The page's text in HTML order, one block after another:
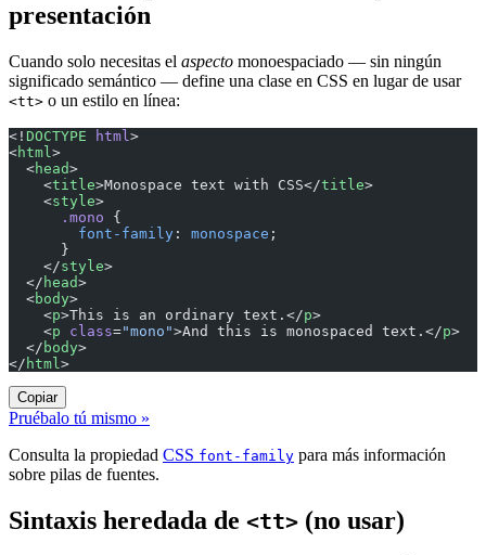
presentación
Cuando solo necesitas el aspecto monoespaciado — sin ningún
significado semántico — define una clase en CSS en lugar de usar
<tt> o un estilo en línea:
<! DOCTYPE html >
<html >
  <
head>
    <
title>Monospace text with CSS</title>
    <
style>
      .mono
{
        font-family
: monospace ;
      }
    </
style>
  </
head>
  <
body>
    <
p>This is an ordinary text.</p>
    <
p class="mono">And this is monospaced text.</p>
  </
body>
</ html >
Copiar
Pruébalo tú mismo »
Consulta la propiedad CSS font-family para más información
sobre pilas de fuentes.
Sintaxis heredada de <tt> (no usar)